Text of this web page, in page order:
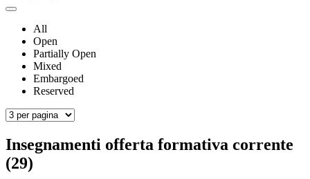
All
Open
Partially Open
Mixed
Embargoed
Reserved
Insegnamenti offerta formativa corrente
(29)